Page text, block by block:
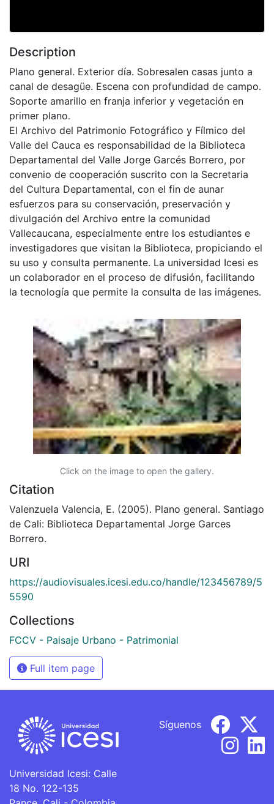
Description
Plano general. Exterior día. Sobresalen casas junto a
canal de desagüe. Escena con profundidad de campo.
Soporte amarillo en franja inferior y vegetación en
primer plano.
El Archivo del Patrimonio Fotográfico y Fílmico del
Valle del Cauca es responsabilidad de la Biblioteca
Departamental del Valle Jorge Garcés Borrero, por
convenio de cooperación suscrito con la Secretaria
del Cultura Departamental, con el fin de aunar
esfuerzos para su conservación, preservación y
divulgación del Archivo entre la comunidad
Vallecaucana, especialmente entre los estudiantes e
investigadores que visitan la Biblioteca, propiciando el
su uso y consulta permanente. La universidad Icesi es
un colaborador en el proceso de difusión, facilitando
la tecnología que permite la consulta de las imágenes.
Click on the image to open the gallery.
Citation
Valenzuela Valencia, E. (2005). Plano general. Santiago
de Cali: Biblioteca Departamental Jorge Garces
Borrero.
URI
https://audiovisuales.icesi.edu.co/handle/123456789/5
5590
Collections
FCCV - Paisaje Urbano - Patrimonial
Full item page
Universidad Icesi: Calle
18 No. 122-135
Síguenos